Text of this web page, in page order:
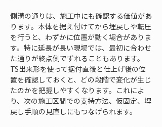
側溝の通りは、施工中にも確認する価値があ
ります。本体を据え付けてから埋戻しや転圧
を行うと、わずかに位置が動く場合がありま
す。特に延長が長い現場では、最初に合わせ
た通りが終点側でずれることもあります。
TS出来形を使って据付直後と仕上げ後の位
置を確認しておくと、どの段階で変化が生じ
たのかを把握しやすくなります。これによ
り、次の施工区間での支持方法、仮固定、埋
戻し手順の見直しにもつなげられます。